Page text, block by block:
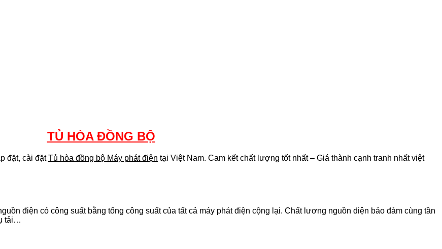
TỦ HÒA ĐỒNG BỘ
đặt, cài đặtTủ hòa đồng bộ Máy phát điện tại Việt Nam. Cam kết chất lượng tốt nhất – Giá thành cạnh tranh nhất việt
điện có công suất bằng tổng công suất của tất cả máy phát điện cộng lại. Chất lương nguồn diện bảo đảm cùng tần
tải…